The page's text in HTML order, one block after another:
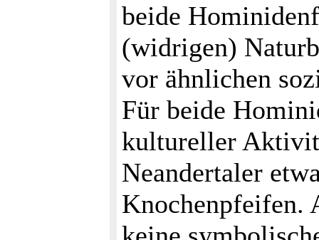
beide
(widrigen)
vor ähnlichen
Für beide
kultureller
Neandertaler
Knochenpfeifen.